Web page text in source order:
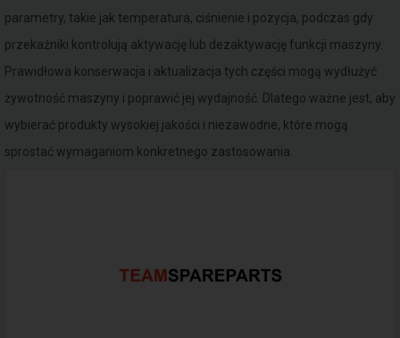
parametry, takie jak temperatura, ciśnienie i pozycja, podczas gdy
przekaźniki kontrolują aktywację lub dezaktywację funkcji maszyny.
Prawidłowa konserwacja i aktualizacja tych części mogą wydłużyć
żywotność maszyny i poprawić jej wydajność. Dlatego ważne jest, aby
wybierać produkty wysokiej jakości i niezawodne, które mogą
sprostać wymaganiom konkretnego zastosowania.